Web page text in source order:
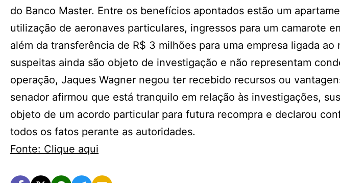
do Banco Master. Entre os benefícios apontados estão um
utilização de aeronaves particulares, ingressos para um camarote
além da transferência de R$ 3 milhões para uma empresa ligada
suspeitas ainda são objeto de investigação e não representam
operação, Jaques Wagner negou ter recebido recursos ou
senador afirmou que está tranquilo em relação às investigações,
objeto de um acordo particular para futura recompra e declarou
todos os fatos perante as autoridades.
Fonte: Clique aqui